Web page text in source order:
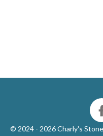
© 2024 - 2026 Charly's